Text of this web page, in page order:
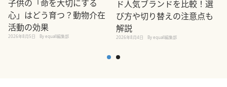
子供の「命を大切にする
心」はどう育つ？動物介在
活動の効果
2026年8月5日 By equall編集部
ド人気ブランドを比較！選
び方や切り替えの注意点も
解説
2026年8月4日 By equall編集部